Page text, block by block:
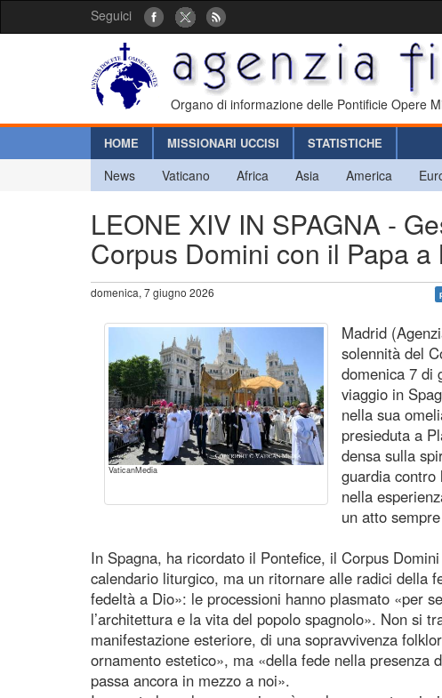
Seguici
Organo di informazione delle Pontificie Opere
HOME MISSIONARI UCCISI STATISTICHE
News Vaticano Africa Asia America
LEONE XIV IN SPAGNA -
Corpus Domini con il Papa a
domenica, 7 giugno 2026
VaticanMedia
Madrid
solennità del
domenica 7 di
viaggio in
nella sua
presieduta a
densa sulla
guardia
nella
un atto
In Spagna, ha ricordato il Pontefice, il Corpus
calendario liturgico, ma un ritornare alle radici della
fedeltà a Dio»: le processioni hanno plasmato «per
l’architettura e la vita del popolo spagnolo». Non si
manifestazione esteriore, di una sopravvivenza
ornamento estetico», ma «della fede nella presenza
passa ancora in mezzo a noi».